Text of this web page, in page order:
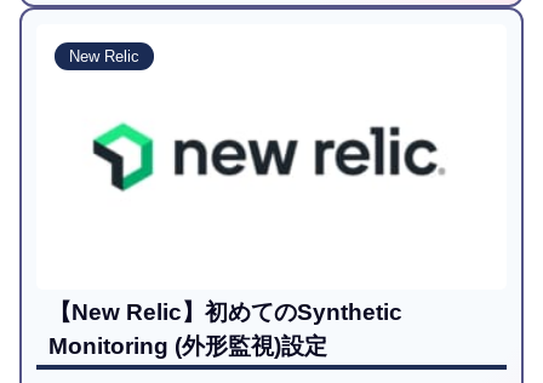
New Relic
【New Relic】初めてのSynthetic
Monitoring (外形監視)設定